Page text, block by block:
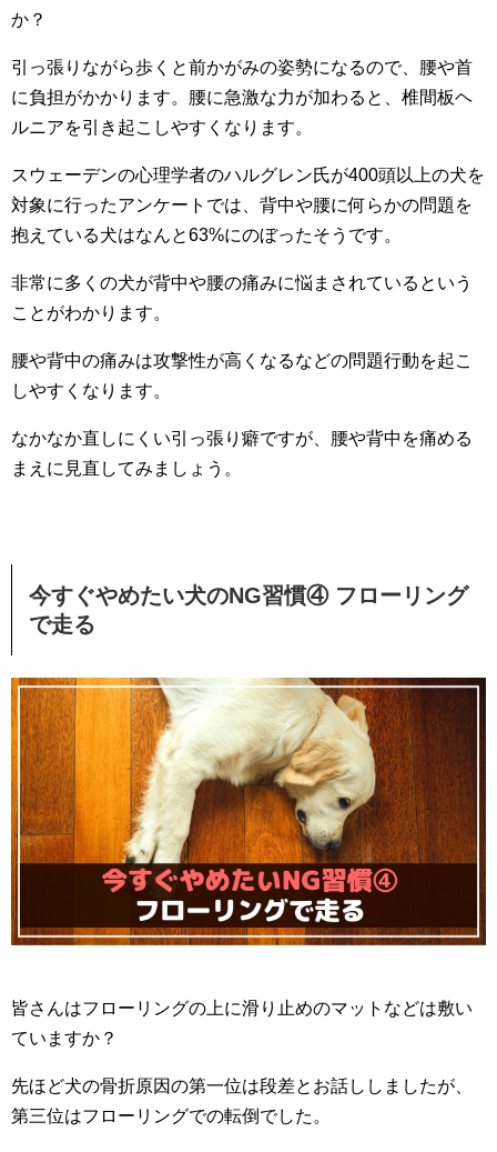
か？
引っ張りながら歩くと前かがみの姿勢になるので、腰や首
に負担がかかります。腰に急激な力が加わると、椎間板ヘ
ルニアを引き起こしやすくなります。
スウェーデンの心理学者のハルグレン氏が400頭以上の犬を
対象に行ったアンケートでは、背中や腰に何らかの問題を
抱えている犬はなんと63%にのぼったそうです。
非常に多くの犬が背中や腰の痛みに悩まされているという
ことがわかります。
腰や背中の痛みは攻撃性が高くなるなどの問題行動を起こ
しやすくなります。
なかなか直しにくい引っ張り癖ですが、腰や背中を痛める
まえに見直してみましょう。
今すぐやめたい犬のNG習慣④ フローリング
で走る
皆さんはフローリングの上に滑り止めのマットなどは敷い
ていますか？
先ほど犬の骨折原因の第一位は段差とお話ししましたが、
第三位はフローリングでの転倒でした。